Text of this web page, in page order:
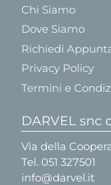
Chi Siamo
Dove Siamo
Richiedi
Privacy Policy
Termini e
DARVEL snc
Via della
Tel. 051 327501
info@darvel.it